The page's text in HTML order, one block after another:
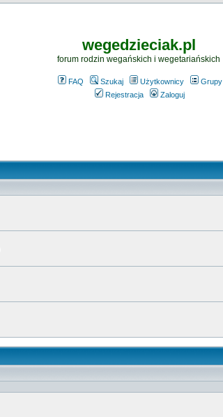
wegedzieciak.pl
forum rodzin wegańskich i wegetariańskich
FAQ Szukaj Użytkownicy
Grupy
Rejestracja
Zaloguj